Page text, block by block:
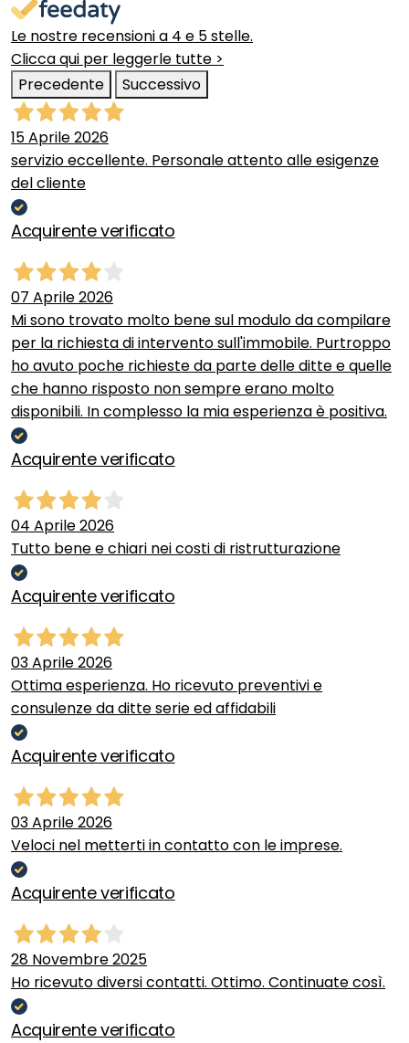
Le nostre recensioni a 4 e 5 stelle.
Clicca qui per leggerle tutte >
Precedente
Successivo
15 Aprile 2026
servizio eccellente. Personale attento alle esigenze
del cliente
Acquirente verificato
07 Aprile 2026
Mi sono trovato molto bene sul modulo da compilare
per la richiesta di intervento sull'immobile. Purtroppo
ho avuto poche richieste da parte delle ditte e quelle
che hanno risposto non sempre erano molto
disponibili. In complesso la mia esperienza è positiva.
Acquirente verificato
04 Aprile 2026
Tutto bene e chiari nei costi di ristrutturazione
Acquirente verificato
03 Aprile 2026
Ottima esperienza. Ho ricevuto preventivi e
consulenze da ditte serie ed affidabili
Acquirente verificato
03 Aprile 2026
Veloci nel metterti in contatto con le imprese.
Acquirente verificato
28 Novembre 2025
Ho ricevuto diversi contatti. Ottimo. Continuate così.
Acquirente verificato